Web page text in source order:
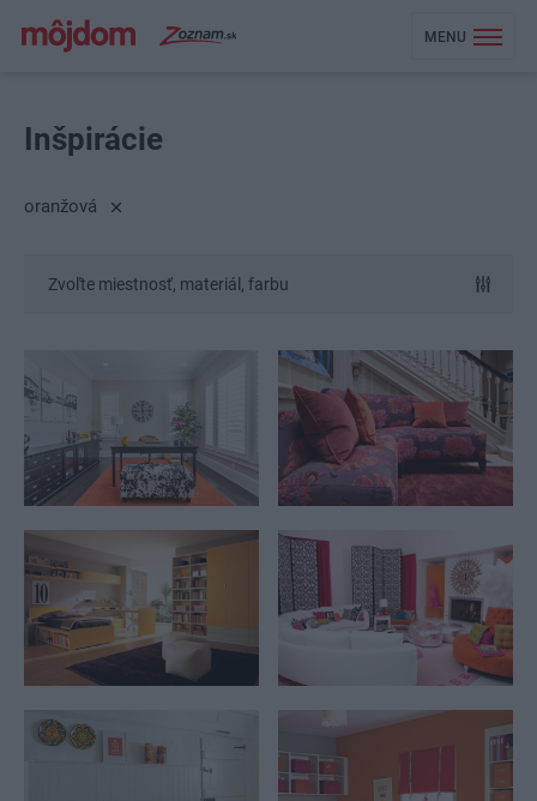
MENU
Inšpirácie
oranžová
Zvoľte miestnosť, materiál, farbu